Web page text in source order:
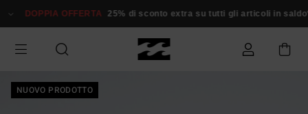
alle
prodotto
DOPPIA OFFERTA 25% di sconto extra su tutti gli articoli in saldo*
NUOVO PRODOTTO